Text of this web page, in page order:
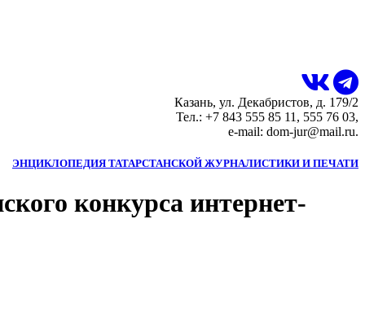
Казань, ул. Декабристов, д. 179/2
Тел.: +7 843 555 85 11, 555 76 03,
e-mail: dom-jur@mail.ru.
ЭНЦИКЛОПЕДИЯ ТАТАРСТАНСКОЙ ЖУРНАЛИСТИКИ И ПЕЧАТИ
конкурса интернет-